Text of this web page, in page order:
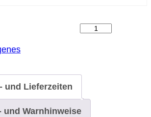
bei
und Lieferzeiten
und Warnhinweise